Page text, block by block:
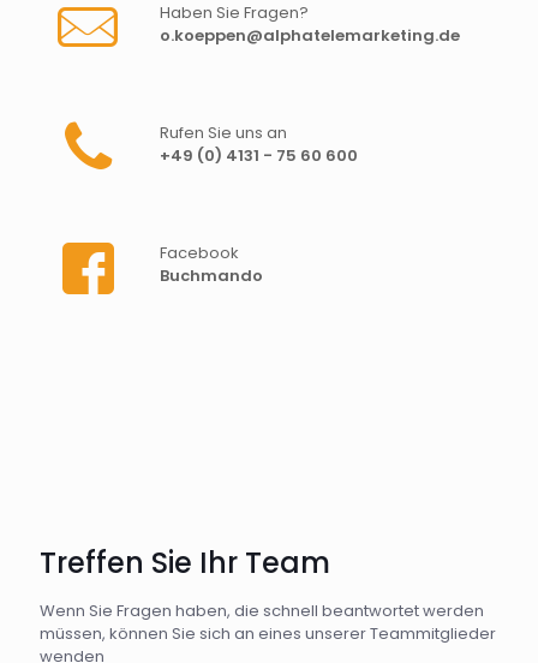
Haben Sie Fragen?
o.koeppen@alphatelemarketing.de
Rufen Sie uns an
+49 (0) 4131 - 75 60 600
Facebook
Buchmando
Treffen Sie Ihr Team
Wenn Sie Fragen haben, die schnell beantwortet werden
müssen, können Sie sich an eines unserer Teammitglieder
wenden